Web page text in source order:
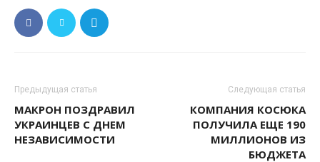
Предыдущая статья
МАКРОН ПОЗДРАВИЛ
УКРАИНЦЕВ С ДНЕМ
НЕЗАВИСИМОСТИ
Следующая статья
КОМПАНИЯ КОСЮКА
ПОЛУЧИЛА ЕЩЕ 190
МИЛЛИОНОВ ИЗ
БЮДЖЕТА